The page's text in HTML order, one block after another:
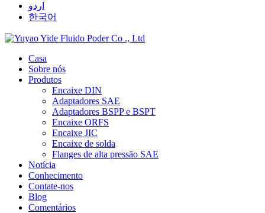
اردو
한국어
Casa
Sobre nós
Produtos
Encaixe DIN
Adaptadores SAE
Adaptadores BSPP e BSPT
Encaixe ORFS
Encaixe JIC
Encaixe de solda
Flanges de alta pressão SAE
Notícia
Conhecimento
Contate-nos
Blog
Comentários